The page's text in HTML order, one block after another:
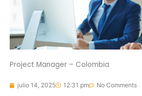
Project Manager – Colombia
julio 14, 2025 12:31 pm No Comments